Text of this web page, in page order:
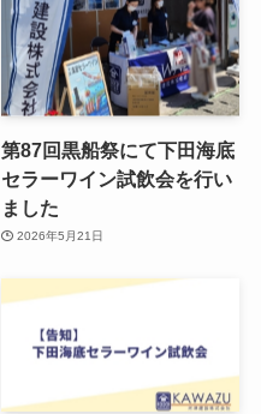
第87回黒船祭にて下田海底
セラーワイン試飲会を行い
ました
2026年5月21日